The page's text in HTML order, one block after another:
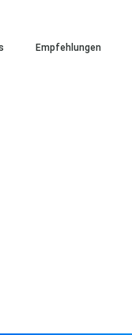
Empfehlungen